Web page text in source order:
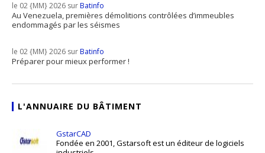
le 02 {MM} 2026 surBatinfo
Au Venezuela, premières démolitions contrôlées d’immeubles
endommagés par les séismes
le 02 {MM} 2026 surBatinfo
Préparer pour mieux performer !
L'ANNUAIRE DU BÂTIMENT
GstarCAD
Fondée en 2001, Gstarsoft est un éditeur de logiciels